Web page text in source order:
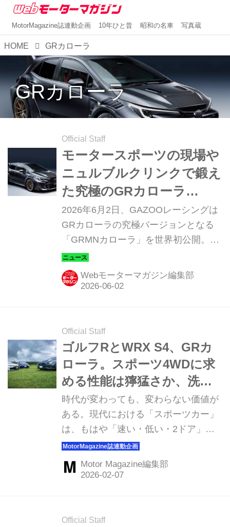
MotorMagazine誌連動企画 10年ひと昔 昭和の名車 写真蔵
HOME GRカローラ
GRカローラ
Official Staff
モータースポーツの現場や
ニュルブルクリンクで鍛え
た究極のGRカローラ
「GRMNカローラ」を発表
2026年6月2日、GAZOOレーシングは
GRカローラの究極バージョンとなる
「GRMNカローラ」を世界初公開。日
本国内では2026年秋ごろから申込み受
付を開始し、2027年内に発売する予定
だ。
Webモーターマガジン編集部
Official Staff
ゴルフRとWRX S4、GRカ
ローラ。スポーツ4WDに求
める性能は獰猛さか、洗練
さか、それとも万能さか
【比較試乗】
時代が変わっても、変わらない価値が
ある。現代における「スポーツカー」
は、もはや「速い・低い・2ドア」だ
けでは語れない。求められるのは、走
る歓びと日常性の両立、そして時代と
の調和。大切なのは、スペック以上に
向き合いたい。ここで扱うスポーツモ
Motor Magazine編集部
Official Staff